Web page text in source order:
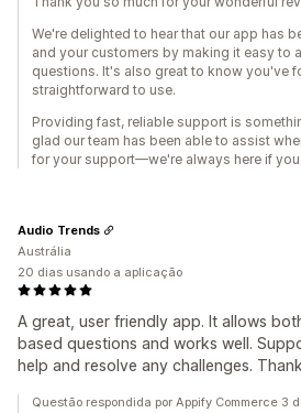
We're delighted to hear that our app has
and your customers by making it easy to
questions. It's also great to know you've
straightforward to use.
Providing fast, reliable support is
glad our team has been able to assist
for your support—we're always here if you
A great, user friendly app. It allows
based questions and works well.
help and resolve any challenges.
Audio Trends
Austrália
20 dias usando a aplicação
Questão respondida por Appify Commerce 3